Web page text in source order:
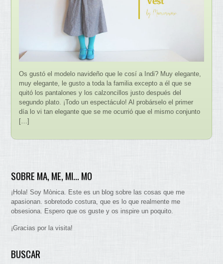
Os gustó el modelo navideño que le cosí a Indi? Muy elegante,
muy elegante, le gusto a toda la familia excepto a él que se
quitó los pantalones y los calzoncillos justo después del
segundo plato. ¡Todo un espectáculo! Al probárselo el primer
día lo vi tan elegante que se me ocurrió que el mismo conjunto
[…]
SOBRE MA, ME, MI… MO
¡Hola! Soy Mònica. Este es un blog sobre las cosas que me
apasionan. sobretodo costura, que es lo que realmente me
obsesiona. Espero que os guste y os inspire un poquito.
¡Gracias por la visita!
BUSCAR